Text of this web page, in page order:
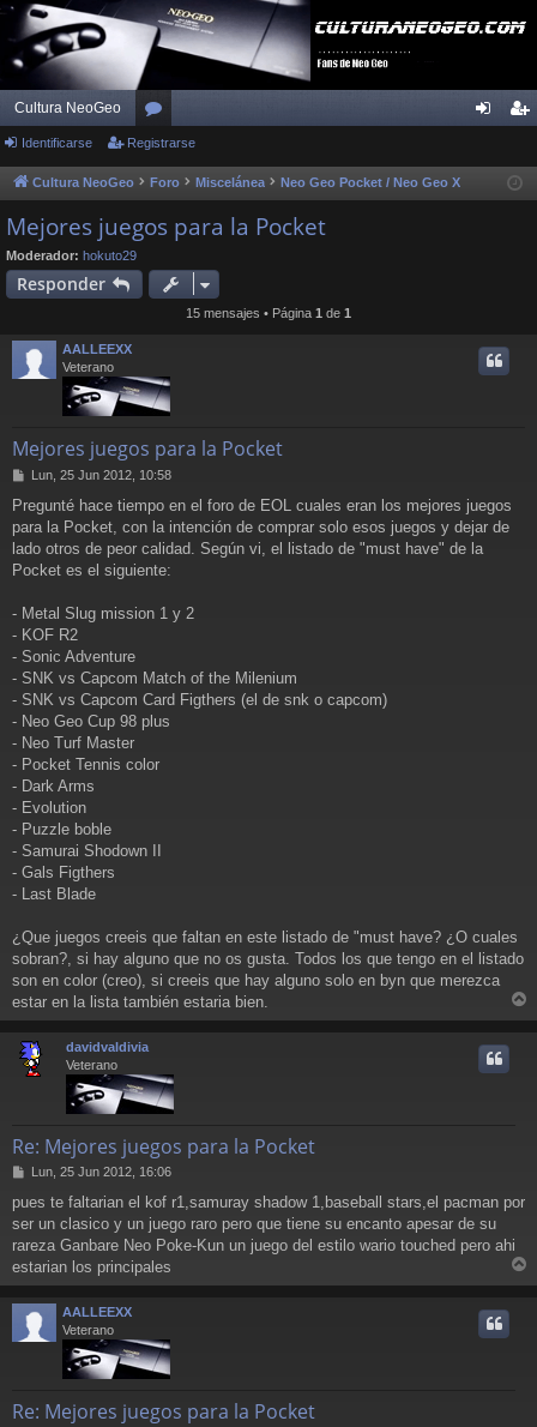
Cultura NeoGeo
or
os ist
Identificarse Registrarse
Cultura NeoGeo Foro Miscelánea Neo Geo Pocket / Neo Geo X
Mejores juegos para la Pocket
Moderador: hokuto29
Responder
15 mensajes • Página 1 de 1
AALLEEXX
Veterano
Mejores juegos para la Pocket
M
n
s
a
Lun, 25 Jun 2012, 10:58
Pregunté hace tiempo en el foro de EOL cuales eran los mejores juegos
para la Pocket, con la intención de comprar solo esos juegos y dejar de
lado otros de peor calidad. Según vi, el listado de "must have" de la
Pocket es el siguiente:
- Metal Slug mission 1 y 2
- KOF R2
- Sonic Adventure
- SNK vs Capcom Match of the Milenium
- SNK vs Capcom Card Figthers (el de snk o capcom)
- Neo Geo Cup 98 plus
- Neo Turf Master
- Pocket Tennis color
- Dark Arms
- Evolution
- Puzzle boble
- Samurai Shodown II
- Gals Figthers
- Last Blade
¿Que juegos creeis que faltan en este listado de "must have? ¿O cuales
sobran?, si hay alguno que no os gusta. Todos los que tengo en el listado
son en color (creo), si creeis que hay alguno solo en byn que merezca
estar en la lista también estaria bien.
r
davidvaldivia
Veterano
Re: Mejores juegos para la Pocket
M
n
s
a
Lun, 25 Jun 2012, 16:06
pues te faltarian el kof r1,samuray shadow 1,baseball stars,el pacman por
ser un clasico y un juego raro pero que tiene su encanto apesar de su
rareza Ganbare Neo Poke-Kun un juego del estilo wario touched pero ahi
estarian los principales
r
AALLEEXX
Veterano
Re: Mejores juegos para la Pocket